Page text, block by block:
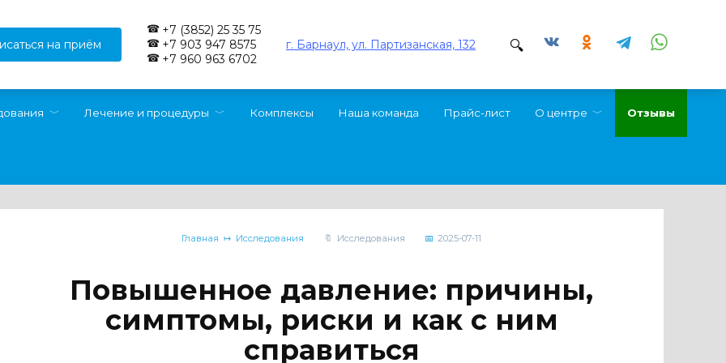
на приём
+7 (3852) 25 35 75
+7 903 947 8575
+7 960 963 6702
г. Барнаул, ул. Партизанская, 132
Лечение и процедуры Комплексы Наша команда Прайс-лист О центре Отзывы
Главная Исследования Исследования 2025-07-11
Повышенное давление: причины,
симптомы, риски и как с ним
справиться